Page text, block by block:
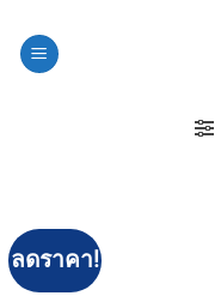
ลดราคา!